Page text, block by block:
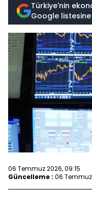
Türkiye'nin
Google
06 Temmuz 2026, 09:15
Güncelleme : 06 Temmuz